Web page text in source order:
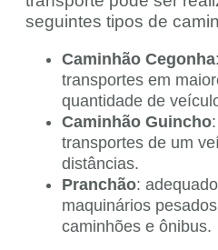
seguintes tipos de
Caminhão Cegonha
transportes em
quantidade de
Caminhão Guincho
transportes de um
distâncias.
Pranchão:
maquinários
caminhões e ônibus.